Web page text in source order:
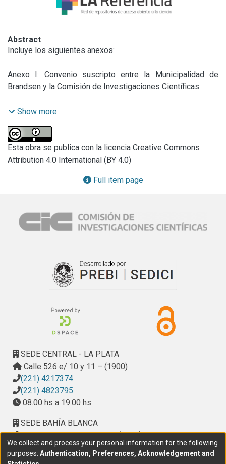
Abstract
Incluye los siguientes anexos:
Anexo I: Convenio suscripto entre la Municipalidad de
Brandsen y la Comisión de Investigaciones Científicas
Anexo II: Beneficio de Crédito Fiscal en el marco de la
Show more
Esta obra se publica con la licencia Creative Commons
Attribution 4.0 International (BY 4.0)
Full item page
SEDE CENTRAL - LA PLATA
Calle 526 e/ 10 y 11 – (1900)
(221) 4217374
(221) 4823795
08.00 hs a 19.00 hs
SEDE BAHÍA BLANCA
Calle Ciudad de Cali 320 – (8000). Universidad
Provincial del Sudoeste (UPSO)
(291) 459 2550, interno 147
We collect and process your personal information for the following
purposes: Authentication, Preferences, Acknowledgement and